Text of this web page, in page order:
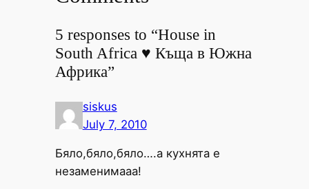
5 responses to “House in
South Africa ♥ Къща в Южна
Африка”
siskus
July 7, 2010
Бяло,бяло,бяло….а кухнята е
незаменимааа!